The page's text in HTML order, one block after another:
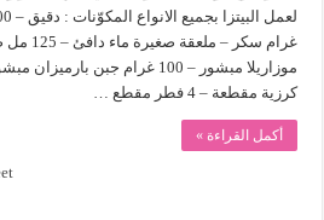
موزاريلا مبشور – 100 غرام جبن
كرزية مقطعة – 4 فطر مقطع …
أكمل القراءة »